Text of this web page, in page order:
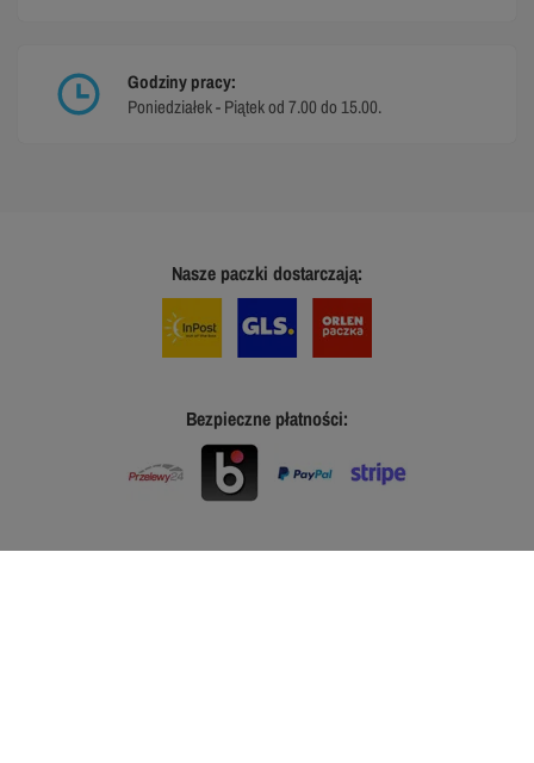
Godziny pracy:
Poniedziałek - Piątek od 7.00 do 15.00.
Nasze paczki dostarczają:
Bezpieczne płatności: